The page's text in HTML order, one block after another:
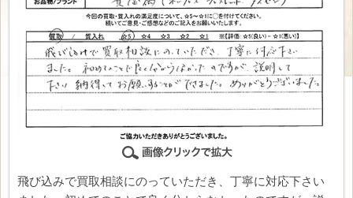
飛び込みで買取相談にのっていただき、丁寧に対応下さい